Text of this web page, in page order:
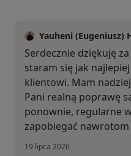
Yauheni (Eugeniusz)
Serdecznie dziękuję
staram się jak
klientowi. Mam
Pani realną poprawę
ponownie, regularne
zapobiegać
19 lipca 2026